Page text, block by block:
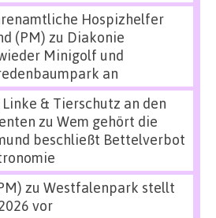
Hospizhelfer
(PM) zu Diakonie
Minigolf und
an
& Tierschutz an den
zu Wem gehört die
beschließt Bettelverbot
zu Westfalenpark stellt
vor